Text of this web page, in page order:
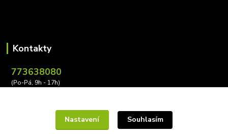
Kontakty
773638080
(Po-Pá, 9h - 17h)
Nastavení Souhlasím